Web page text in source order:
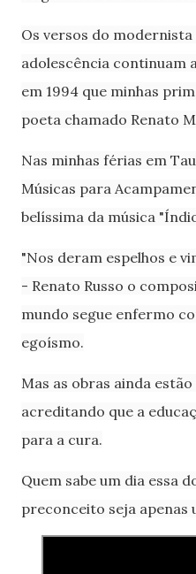
Os versos do modernista
adolescência continuam
em 1994 que minhas
poeta chamado Renato
Nas minhas férias em
Músicas para
belíssima da música
"Nos deram espelhos e
- Renato Russo o
mundo segue enfermo
egoísmo.
Mas as obras ainda estão
acreditando que a
para a cura.
Quem sabe um dia essa
preconceito seja